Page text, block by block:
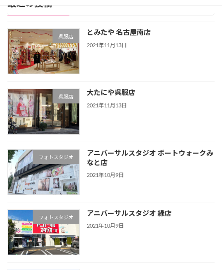
最近の投稿
呉服店
とみたや 名古屋南店
2021年11月13日
呉服店
大たにや呉服店
2021年11月13日
フォトスタジオ
アニバーサルスタジオ ポートウォークみ
なと店
2021年10月9日
フォトスタジオ
アニバーサルスタジオ 緑店
2021年10月9日